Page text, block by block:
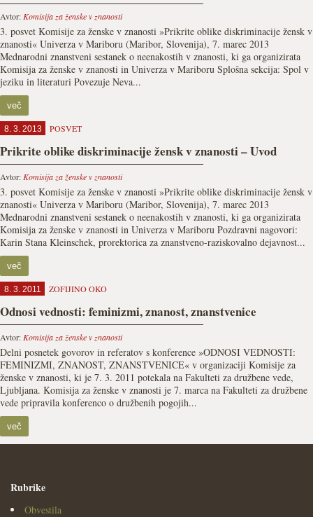
Avtor: Komisija za ženske v znanosti
3. posvet Komisije za ženske v znanosti »Prikrite oblike diskriminacije žensk v
znanosti« Univerza v Mariboru (Maribor, Slovenija), 7. marec 2013
Mednarodni znanstveni sestanek o neenakostih v znanosti, ki ga organizirata
Komisija za ženske v znanosti in Univerza v Mariboru Splošna sekcija: Spol v
jeziku in literaturi Povezuje Neva...
več
8. 3. 2013 POSVET
Prikrite oblike diskriminacije žensk v znanosti – Uvod
Avtor: Komisija za ženske v znanosti
3. posvet Komisije za ženske v znanosti »Prikrite oblike diskriminacije žensk v
znanosti« Univerza v Mariboru (Maribor, Slovenija), 7. marec 2013
Mednarodni znanstveni sestanek o neenakostih v znanosti, ki ga organizirata
Komisija za ženske v znanosti in Univerza v Mariboru Pozdravni nagovori:
Karin Stana Kleinschek, prorektorica za znanstveno-raziskovalno dejavnost...
več
8. 3. 2011 ZOFIJINO OKO
Odnosi vednosti: feminizmi, znanost, znanstvenice
Avtor: Komisija za ženske v znanosti
Delni posnetek govorov in referatov s konference »ODNOSI VEDNOSTI:
FEMINIZMI, ZNANOST, ZNANSTVENICE« v organizaciji Komisije za
ženske v znanosti, ki je 7. 3. 2011 potekala na Fakulteti za družbene vede,
Ljubljana. Komisija za ženske v znanosti je 7. marca na Fakulteti za družbene
vede pripravila konferenco o družbenih pogojih...
več
Rubrike
Obvestila